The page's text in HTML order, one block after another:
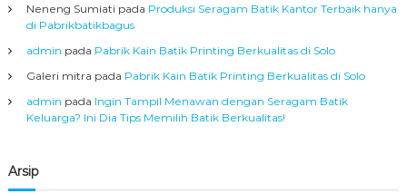
Neneng Sumiati pada Produksi Seragam Batik Kantor Terbaik hanya
di Pabrikbatikbagus
admin pada Pabrik Kain Batik Printing Berkualitas di Solo
Galeri mitra pada Pabrik Kain Batik Printing Berkualitas di Solo
admin pada Ingin Tampil Menawan dengan Seragam Batik
Keluarga? Ini Dia Tips Memilih Batik Berkualitas!
Arsip